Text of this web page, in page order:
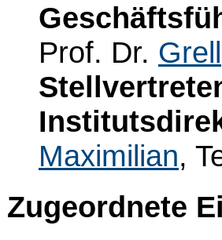
Prof. Dr.
Maximilian,
Zugeordnete